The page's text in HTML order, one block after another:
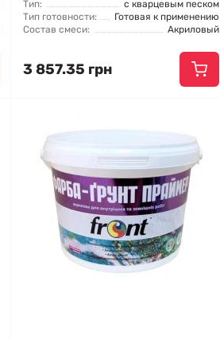
Тип:
с кварцевым песком
Тип готовности:
Готовая к применению
Состав смеси:
Акриловый
3 857.35 грн